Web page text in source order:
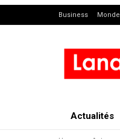
Business Monde
Actualités